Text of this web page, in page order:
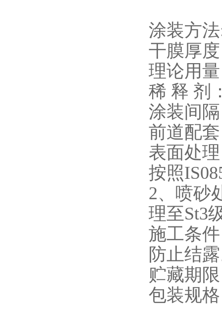
涂装方
干膜厚
理论用
稀 释 剂
涂装间
前道配
表面处
按照
2、喷砂
理至St3
施工条
防止结
贮藏期
包装规